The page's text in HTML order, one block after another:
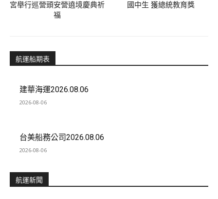
宮舉行巡營頭安營遶境慶典祈
福
國中生 獲總統教育獎
航運船期表
建華海運2026.08.06
2026-08-06
台美船務公司2026.08.06
2026-08-06
航運新聞